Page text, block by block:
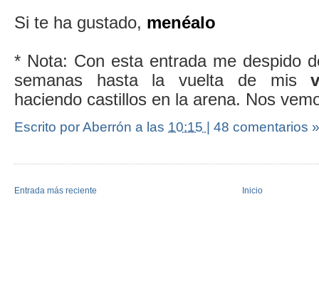
Si te ha gustado, menéalo
* Nota: Con esta entrada me despido
semanas hasta la vuelta de mis
haciendo castillos en la arena. Nos
Escrito por Aberrón a las 10:15 | 48 comentarios »
Entrada más reciente Inicio